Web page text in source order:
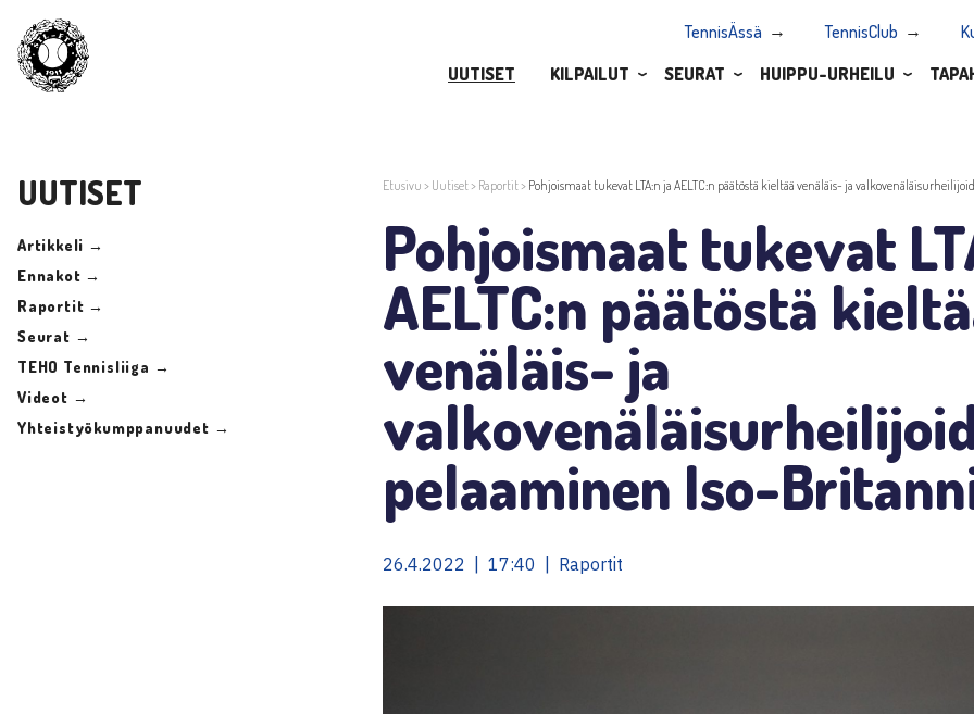
TennisÄssä TennisClub
UUTISET
KILPAILUT SEURAT HUIPPU-URHEILU
UUTISET
Artikkeli →
Ennakot →
Raportit →
Seurat →
TEHO Tennisliiga →
Videot →
Yhteistyökumppanuudet →
Etusivu > Uutiset> Raportit> Pohjoismaat tukevat LTA:n ja AELTC:n päätöstä kieltää venäläis- ja
Pohjoismaat tukevat
AELTC:n päätöstä
venäläis- ja
pelaaminen Iso-
26.4.2022 | 17:40 | Raportit